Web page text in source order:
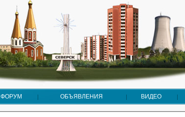
ФОРУМ ОБЪЯВЛЕНИЯ ВИДЕО